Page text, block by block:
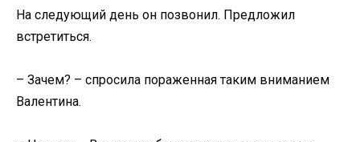
На следующий день он позвонил. Предложил
встретиться.
– Зачем? – спросила пораженная таким вниманием
Валентина.